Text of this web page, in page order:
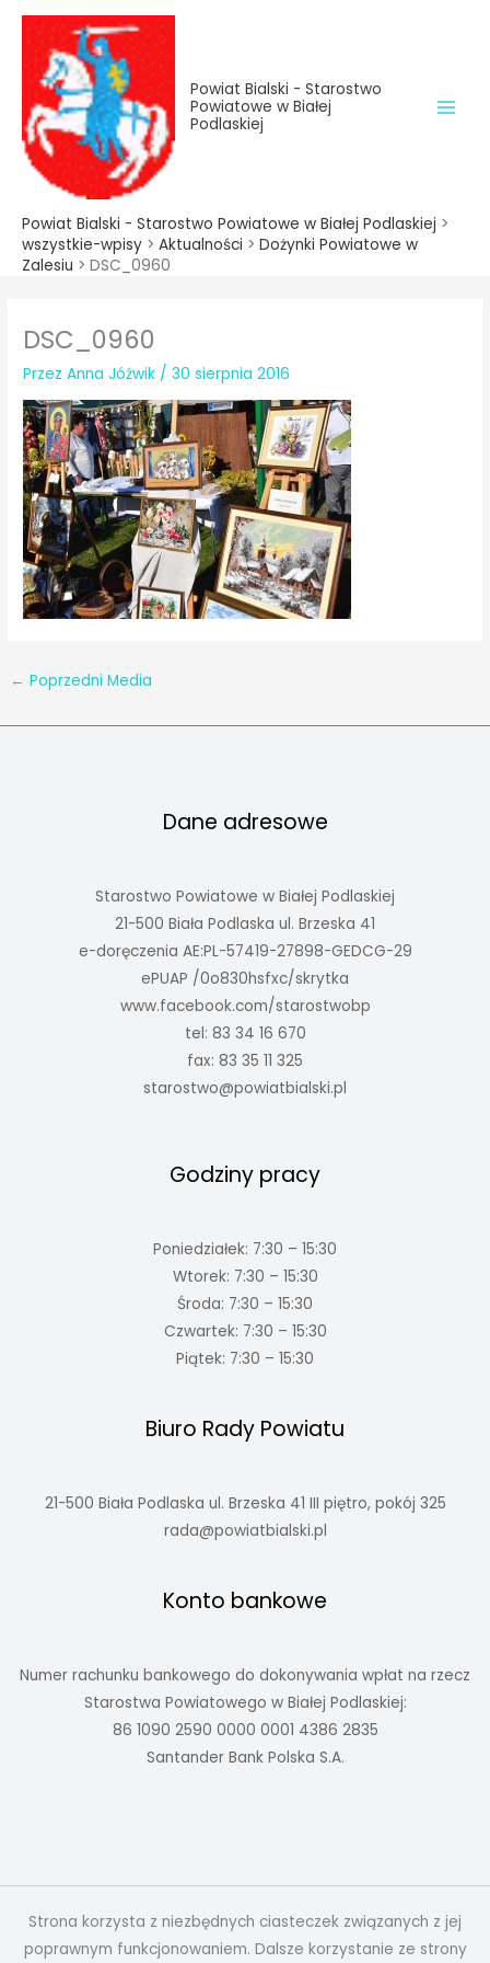
treści
Przejdź
treści
Powiat Bialski - Starostwo
Powiatowe w Białej
Podlaskiej
Powiat Bialski - Starostwo Powiatowe w Białej Podlaskiej >
wszystkie-wpisy > Aktualności > Dożynki Powiatowe w
Zalesiu > DSC_0960
DSC_0960
PrzezAnna Jóźwik /30 sierpnia 2016
← Poprzedni Media
Dane adresowe
Starostwo Powiatowe w Białej Podlaskiej
21-500 Biała Podlaska ul. Brzeska 41
e-doręczenia AE:PL-57419-27898-GEDCG-29
ePUAP /0o830hsfxc/skrytka
www.facebook.com/starostwobp
tel: 83 34 16 670
fax: 83 35 11 325
starostwo@powiatbialski.pl
Godziny pracy
Poniedziałek: 7:30 – 15:30
Wtorek: 7:30 – 15:30
Środa: 7:30 – 15:30
Czwartek: 7:30 – 15:30
Piątek: 7:30 – 15:30
Biuro Rady Powiatu
21-500 Biała Podlaska ul. Brzeska 41 III piętro, pokój 325
rada@powiatbialski.pl
Konto bankowe
Numer rachunku bankowego do dokonywania wpłat na rzecz
Starostwa Powiatowego w Białej Podlaskiej:
86 1090 2590 0000 0001 4386 2835
Santander Bank Polska S.A.
Strona korzysta z niezbędnych ciasteczek związanych z jej
poprawnym funkcjonowaniem. Dalsze korzystanie ze strony